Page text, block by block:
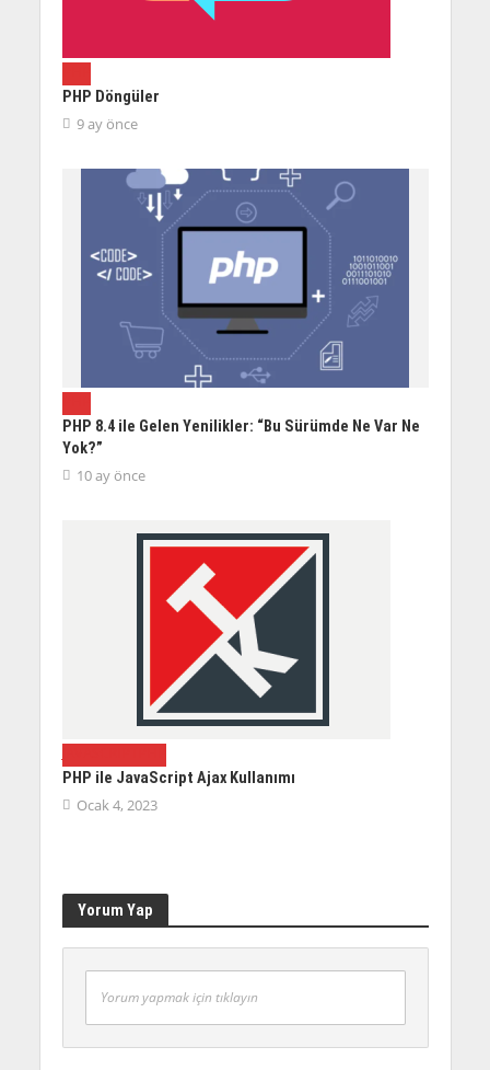
PHP Döngüler
9 ay önce
PHP 8.4 ile Gelen Yenilikler: “Bu Sürümde Ne Var Ne
Yok?”
10 ay önce
PHP ile JavaScript Ajax Kullanımı
Ocak 4, 2023
Yorum Yap
Yorum yapmak için tıklayın